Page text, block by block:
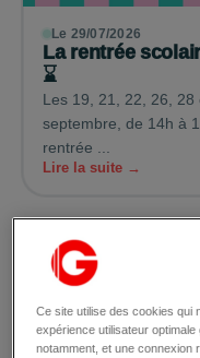
Le 29/07/2026
La rentrée
⌛
Les 19, 21, 22, 26,
septembre, de 14h à
rentrée ...
Lire la suite →
Ce site utilise des cookies qui
expérience utilisateur
notamment, et une connexion